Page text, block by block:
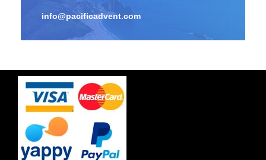
info@pacificadvent.com